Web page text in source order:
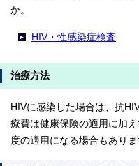
か。
HIV・性感染症検査
治療方法
HIVに感染した場合は、抗
療費は健康保険の適用に加
度の適用になる場合もありま